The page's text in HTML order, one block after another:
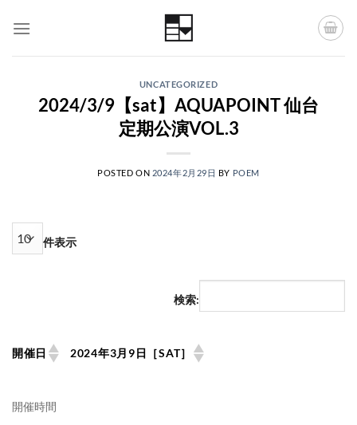
UNCATEGORIZED
2024/3/9【sat】AQUAPOINT 仙台
定期公演VOL.3
POSTED ON 2024年2月29日 BY POEM
件表示
検索:
開催日 2024年3月9日［SAT］
開催時間